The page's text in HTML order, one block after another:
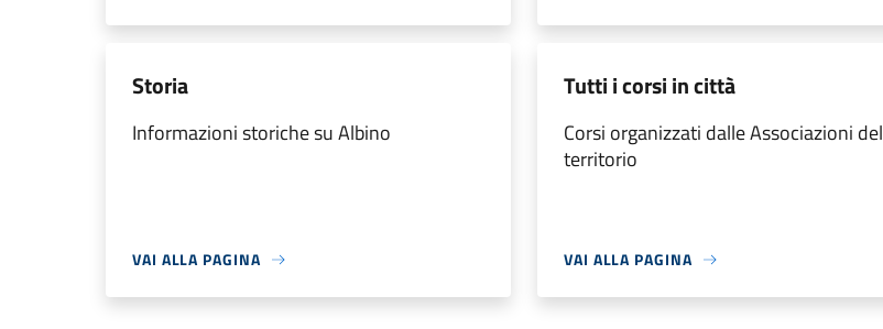
Storia
Informazioni storiche su Albino
VAI ALLA PAGINA
Tutti i corsi in città
Corsi organizzati dalle Associazioni del
territorio
VAI ALLA PAGINA